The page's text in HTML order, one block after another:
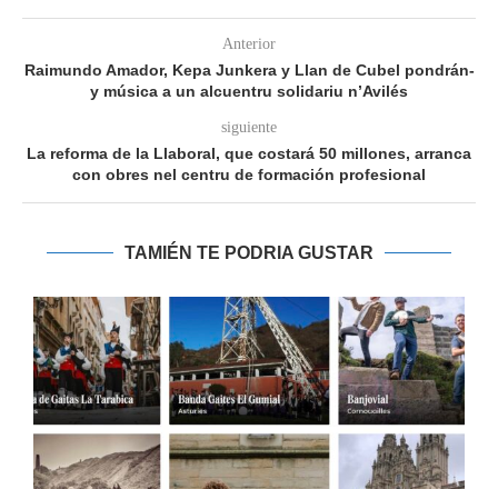
Anterior
Raimundo Amador, Kepa Junkera y Llan de Cubel pondrán-
y música a un alcuentru solidariu n’Avilés
siguiente
La reforma de la Llaboral, que costará 50 millones, arranca
con obres nel centru de formación profesional
TAMIÉN TE PODRIA GUSTAR